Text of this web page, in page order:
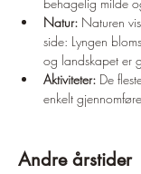
Natur: Naturen
side: Lyngen
og landskapet er
Aktiviteter: De
enkelt
Andre årstider